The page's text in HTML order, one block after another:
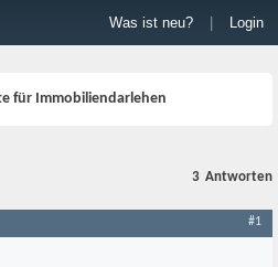
Was ist neu? Login
für Immobiliendarlehen
3 Antworten
#1